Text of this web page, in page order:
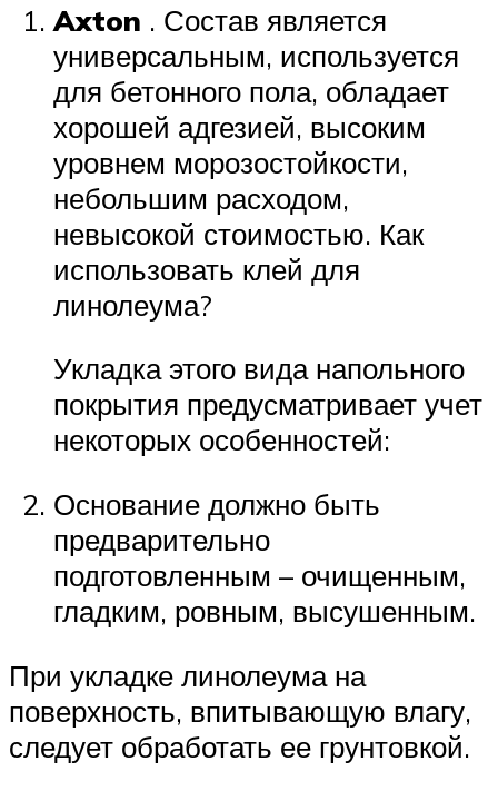
Axton . Состав является
универсальным, используется
для бетонного пола, обладает
хорошей адгезией, высоким
уровнем морозостойкости,
небольшим расходом,
невысокой стоимостью. Как
использовать клей для
линолеума?
Укладка этого вида напольного
покрытия предусматривает учет
некоторых особенностей:
Основание должно быть
предварительно
подготовленным – очищенным,
гладким, ровным, высушенным.
При укладке линолеума на
поверхность, впитывающую влагу,
следует обработать ее грунтовкой.